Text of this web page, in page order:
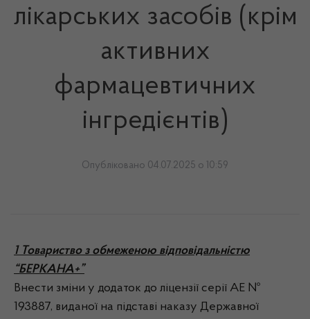
лікарських засобів (крім
активних
фармацевтичних
інгредієнтів)
Опубліковано 04.07.2025 о 10:59
1 Товариство з обмеженою відповідальністю
“БЕРКАНА+”
Внести зміни у додаток до ліцензії серії АЕ №
193887, виданої на підставі наказу Державної